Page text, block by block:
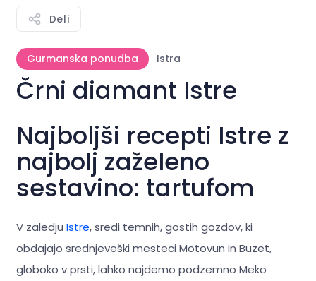
Deli
Gurmanska ponudba Istra
Črni diamant Istre
Najboljši recepti Istre z
najbolj zaželeno
sestavino: tartufom
V zaledju Istre, sredi temnih, gostih gozdov, ki
obdajajo srednjeveški mesteci Motovun in Buzet,
globoko v prsti, lahko najdemo podzemno Meko